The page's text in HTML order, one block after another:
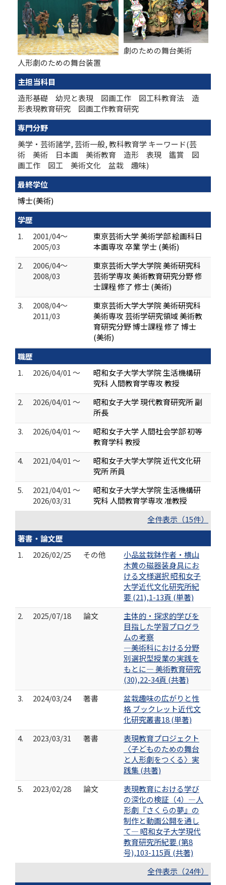
人形劇のための舞台装置
劇のための舞台美術
主担当科目
造形基礎 幼児と表現 図画工作 図工科教育法 造
形表現教育研究 図画工作教育研究
専門分野
美学・芸術諸学, 芸術一般, 教科教育学 キーワード(芸
術 美術 日本画 美術教育 造形 表現 鑑賞 図
画工作 図工 美術文化 盆栽 趣味)
最終学位
博士(美術)
学歴
1.
2001/04～
2005/03
東京芸術大学 美術学部 絵画科日
本画専攻 卒業 学士 (美術)
2.
2006/04～
2008/03
東京芸術大学大学院 美術研究科
芸術学専攻 美術教育研究分野 修
士課程 修了 修士 (美術)
3.
2008/04～
2011/03
東京芸術大学大学院 美術研究科
美術専攻 芸術学研究領域 美術教
育研究分野 博士課程 修了 博士
(美術)
職歴
1.
2026/04/01 ～
昭和女子大学大学院 生活機構研
究科 人間教育学専攻 教授
2.
2026/04/01 ～
昭和女子大学 現代教育研究所 副
所長
3.
2026/04/01 ～
昭和女子大学 人間社会学部 初等
教育学科 教授
4.
2021/04/01 ～
昭和女子大学大学院 近代文化研
究所 所員
5.
2021/04/01 ～
2026/03/31
昭和女子大学大学院 生活機構研
究科 人間教育学専攻 准教授
全件表示（15件）
著書・論文歴
1.
2026/02/25 その他
小品盆栽鉢作者・横山
木黄の磁器装身具にお
ける文様選択 昭和女子
大学近代文化研究所紀
要 (21),1-13頁 (単著)
2.
2025/07/18 論文
主体的・探求的学びを
目指した学習プログラ
ムの考察
―美術科における分野
別選択型授業の実践を
もとに― 美術教育研究
(30),22-34頁 (共著)
3.
2024/03/24 著書
盆栽趣味の広がりと性
格 ブックレット近代文
化研究叢書18 (単著)
4.
2023/03/31 著書
表現教育プロジェクト
〈子どものための舞台
と人形劇をつくる〉実
践集 (共著)
5.
2023/02/28 論文
表現教育における学び
の深化の検証（4）―人
形劇『さくらの夢』の
制作と動画公開を通し
て― 昭和女子大学現代
教育研究所紀要 (第8
号),103-115頁 (共著)
全件表示（24件）